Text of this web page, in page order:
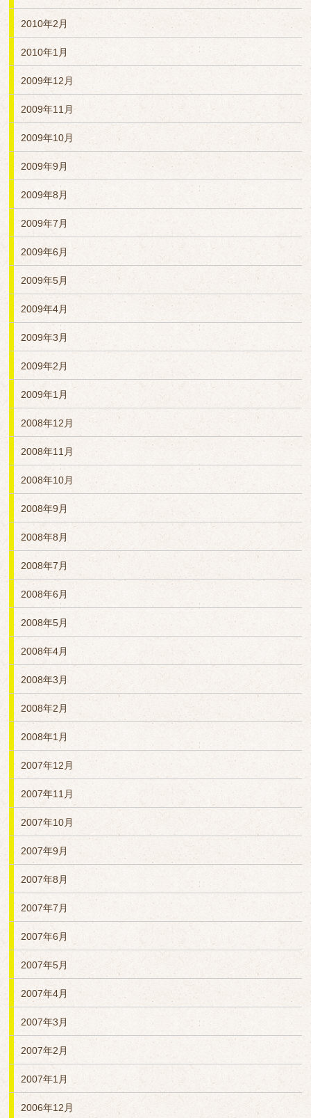
2010年2月
2010年1月
2009年12月
2009年11月
2009年10月
2009年9月
2009年8月
2009年7月
2009年6月
2009年5月
2009年4月
2009年3月
2009年2月
2009年1月
2008年12月
2008年11月
2008年10月
2008年9月
2008年8月
2008年7月
2008年6月
2008年5月
2008年4月
2008年3月
2008年2月
2008年1月
2007年12月
2007年11月
2007年10月
2007年9月
2007年8月
2007年7月
2007年6月
2007年5月
2007年4月
2007年3月
2007年2月
2007年1月
2006年12月